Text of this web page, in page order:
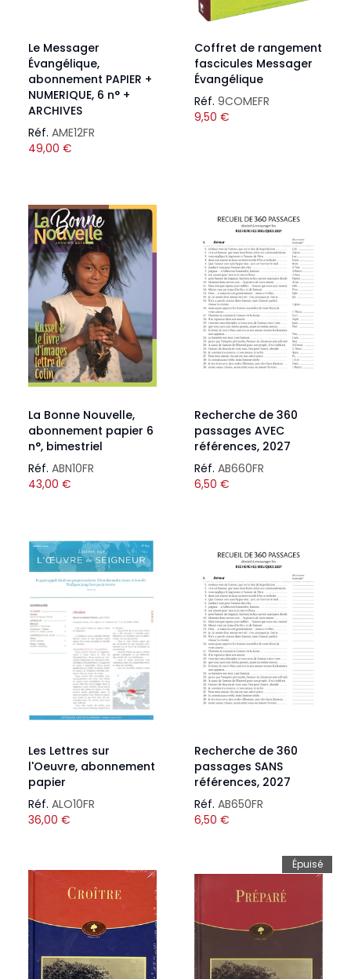
Le Messager
Évangélique,
abonnement PAPIER +
NUMERIQUE, 6 n° +
ARCHIVES
Réf. AME12FR
49,00 €
Coffret de rangement
fascicules Messager
Évangélique
Réf. 9COMEFR
9,50 €
La Bonne Nouvelle,
abonnement papier 6
n°, bimestriel
Réf. ABN10FR
43,00 €
Recherche de 360
passages AVEC
références, 2027
Réf. AB660FR
6,50 €
Les Lettres sur
l'Oeuvre, abonnement
papier
Réf. ALO10FR
36,00 €
Recherche de 360
passages SANS
références, 2027
Réf. AB650FR
6,50 €
Épuisé